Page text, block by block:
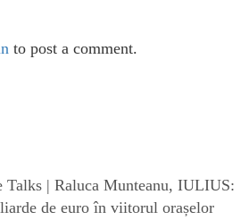
to post a comment.
Talks | Raluca Munteanu, IULIUS:
de euro în viitorul orașelor